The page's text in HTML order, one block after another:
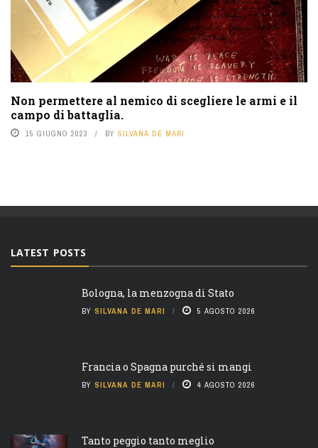
Non permettere al nemico di scegliere le armi e il
campo di battaglia.
15 GIUGNO 2023 BY SILVANA DE MARI
LATEST POSTS
Bologna, la menzogna di Stato
BY SILVANA DE MARI 5 AGOSTO 2026
Francia o Spagna purché si mangi
BY SILVANA DE MARI 4 AGOSTO 2026
Tanto peggio tanto meglio